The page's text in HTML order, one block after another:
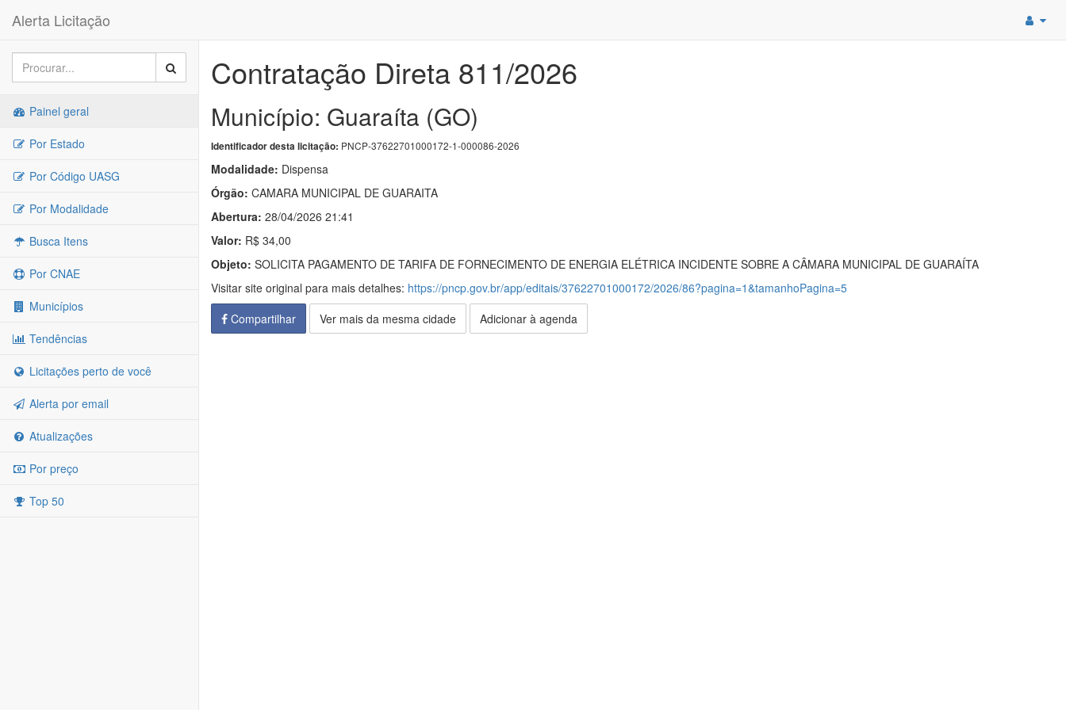
Alerta Licitação
Painel geral
Por Estado
Por Código UASG
Por Modalidade
Busca Itens
Por CNAE
Municípios
Tendências
Licitações perto de você
Alerta por email
Atualizações
Por preço
Top 50
Contratação Direta 811/2026
Município: Guaraíta (GO)
Identificador desta licitação: PNCP-37622701000172-1-000086-2026
Modalidade: Dispensa
Órgão: CAMARA MUNICIPAL DE GUARAITA
Abertura: 28/04/2026 21:41
Valor: R$ 34,00
Objeto: SOLICITA PAGAMENTO DE TARIFA DE FORNECIMENTO DE ENERGIA ELÉTRICA INCIDENTE SOBRE A CÂMARA MUNICIPAL DE GUARAÍTA
Visitar site original para mais detalhes: https://pncp.gov.br/app/editais/37622701000172/2026/86?pagina=1&tamanhoPagina=5
Compartilhar
Ver mais da mesma cidade Adicionar à agenda